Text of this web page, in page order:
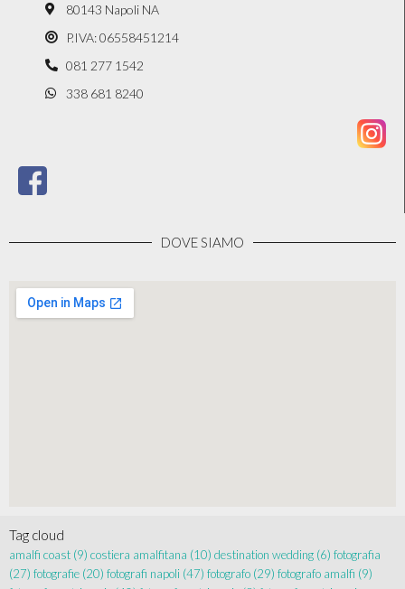
80143 Napoli NA
P.IVA: 06558451214
081 277 1542
338 681 8240
DOVE SIAMO
Tag cloud
amalfi coast (9) costiera amalfitana (10) destination wedding (6) fotografia
(27) fotografie (20) fotografi napoli (47) fotografo (29) fotografo amalfi (9)